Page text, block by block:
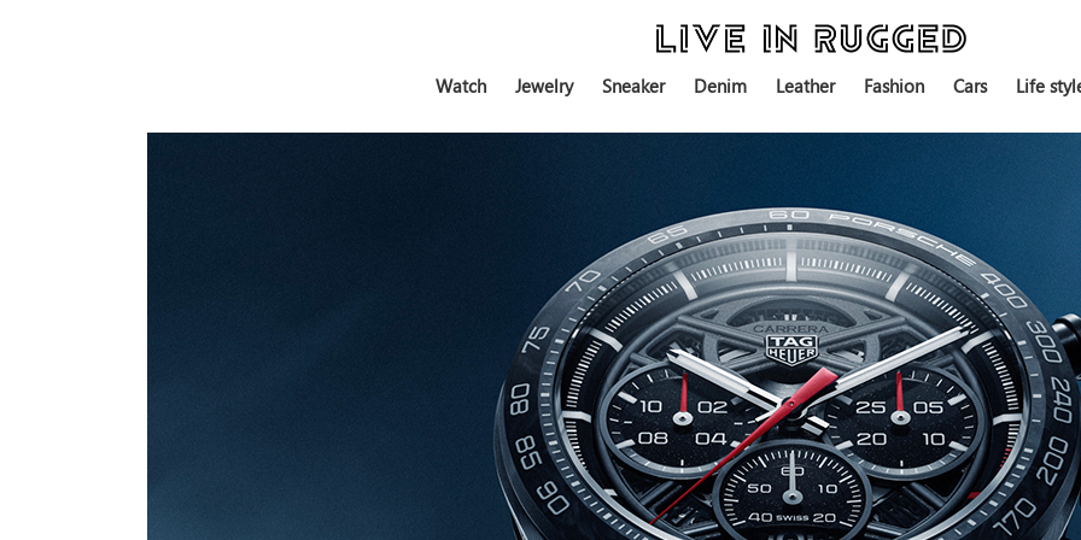
Watch Jewelry Sneaker Denim Leather Fashion Cars Life